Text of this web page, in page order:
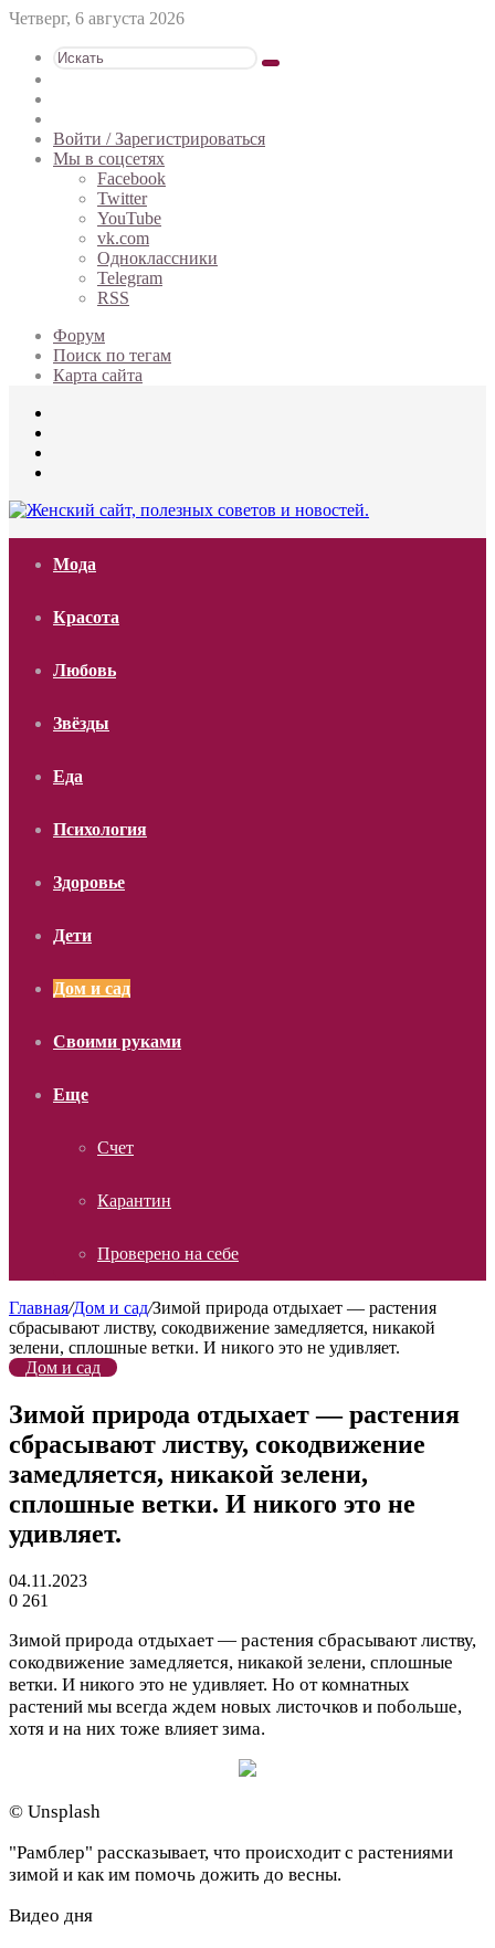
Четверг, 6 августа 2026
Искать
статья
Войти / Зарегистрироваться
Мы в соцсетях
Facebook
Twitter
YouTube
vk.com
Одноклассники
Telegram
RSS
Форум
Поиск по тегам
Карта сайта
Мода
Красота
Любовь
Звёзды
Еда
Психология
Здоровье
Дети
Дом и сад
Своими руками
Еще
Счет
Карантин
Проверено на себе
Главная/Дом и сад/Зимой природа отдыхает — растения
сбрасывают листву, сокодвижение замедляется, никакой
зелени, сплошные ветки. И никого это не удивляет.
Дом и сад
Зимой природа отдыхает — растения
сбрасывают листву, сокодвижение
замедляется, никакой зелени,
сплошные ветки. И никого это не
удивляет.
04.11.2023
0 261
Зимой природа отдыхает — растения сбрасывают листву,
сокодвижение замедляется, никакой зелени, сплошные
ветки. И никого это не удивляет. Но от комнатных
растений мы всегда ждем новых листочков и побольше,
хотя и на них тоже влияет зима.
© Unsplash
"Рамблер" рассказывает, что происходит с растениями
зимой и как им помочь дожить до весны.
Видео дня